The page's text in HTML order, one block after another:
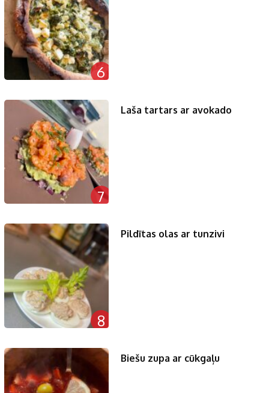
6
7
Laša tartars ar avokado
8
Pildītas olas ar tunzivi
Biešu zupa ar cūkgaļu